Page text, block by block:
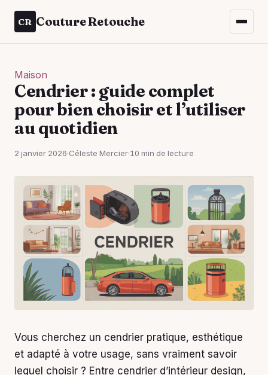
CR Couture Retouche
Maison
Cendrier : guide complet
pour bien choisir et l’utiliser
au quotidien
2 janvier 2026·Céleste Mercier·10 min de lecture
Vous cherchez un cendrier pratique, esthétique
et adapté à votre usage, sans vraiment savoir
lequel choisir ? Entre cendrier d’intérieur design,